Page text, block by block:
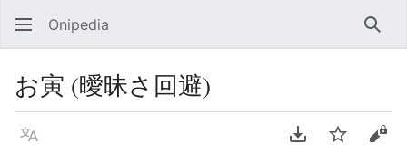
Onipedia 検索
お寅 (曖昧さ回避)
言語 PDFをダウンロ
ウォッチソ